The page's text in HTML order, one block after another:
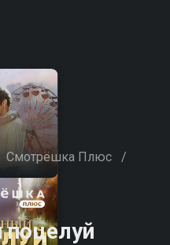
Смотрёшка Плюс /